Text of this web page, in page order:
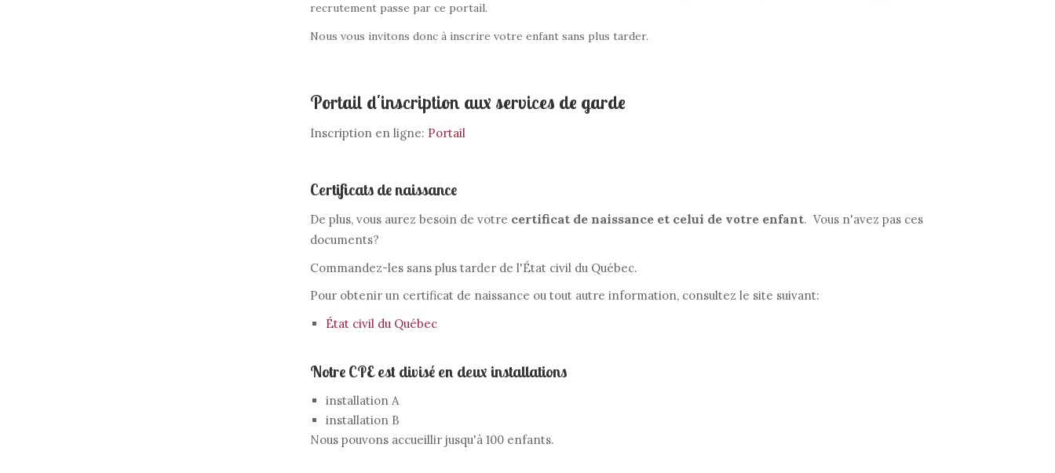
recrutement passe par ce portail.
Nous vous invitons donc à inscrire votre enfant sans plus tarder.
Portail d'inscription aux services de garde
Inscription en ligne: Portail
Certificats de naissance
De plus, vous aurez besoin de votre certificat de naissance et celui de votre enfant. Vous n'avez pas ces
documents?
Commandez-les sans plus tarder de l'État civil du Québec.
Pour obtenir un certificat de naissance ou tout autre information, consultez le site suivant:
État civil du Québec
Notre CPE est divisé en deux installations
installation A
installation B
Nous pouvons accueillir jusqu'à 100 enfants.